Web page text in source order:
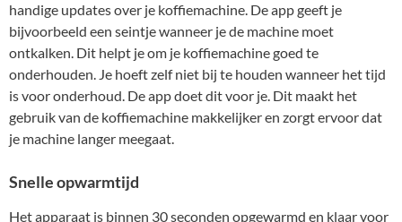
handige updates over je koffiemachine. De app geeft je
bijvoorbeeld een seintje wanneer je de machine moet
ontkalken. Dit helpt je om je koffiemachine goed te
onderhouden. Je hoeft zelf niet bij te houden wanneer het tijd
is voor onderhoud. De app doet dit voor je. Dit maakt het
gebruik van de koffiemachine makkelijker en zorgt ervoor dat
je machine langer meegaat.
Snelle opwarmtijd
Het apparaat is binnen 30 seconden opgewarmd en klaar voor